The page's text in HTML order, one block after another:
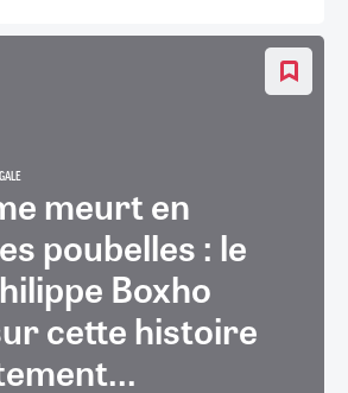
meurt en
poubelles : le
Boxho
cette histoire